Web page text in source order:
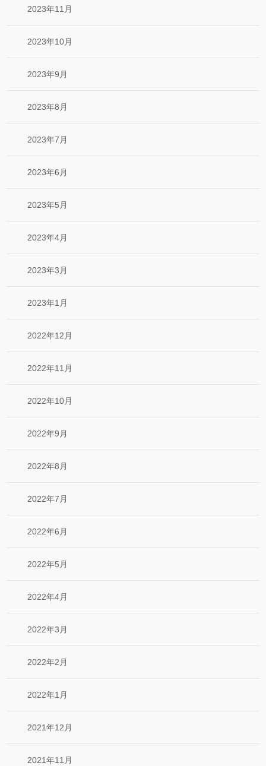
2023年11月
2023年10月
2023年9月
2023年8月
2023年7月
2023年6月
2023年5月
2023年4月
2023年3月
2023年1月
2022年12月
2022年11月
2022年10月
2022年9月
2022年8月
2022年7月
2022年6月
2022年5月
2022年4月
2022年3月
2022年2月
2022年1月
2021年12月
2021年11月